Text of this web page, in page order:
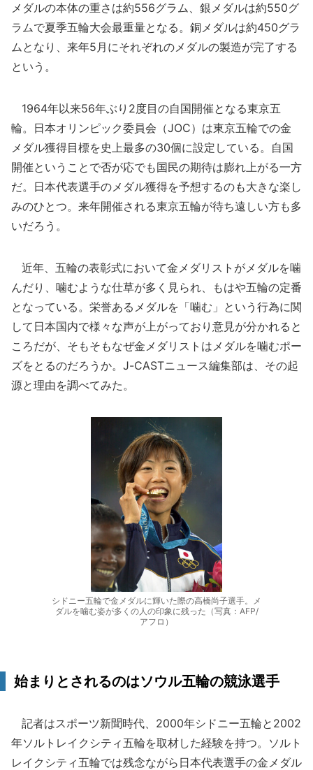
メダルの本体の重さは約556グラム、銀メダルは約550グ
ラムで夏季五輪大会最重量となる。銅メダルは約450グラ
ムとなり、来年5月にそれぞれのメダルの製造が完了する
という。
1964年以来56年ぶり2度目の自国開催となる東京五
輪。日本オリンピック委員会（JOC）は東京五輪での金
メダル獲得目標を史上最多の30個に設定している。自国
開催ということで否が応でも国民の期待は膨れ上がる一方
だ。日本代表選手のメダル獲得を予想するのも大きな楽し
みのひとつ。来年開催される東京五輪が待ち遠しい方も多
いだろう。
近年、五輪の表彰式において金メダリストがメダルを噛
んだり、噛むような仕草が多く見られ、もはや五輪の定番
となっている。栄誉あるメダルを「噛む」という行為に関
して日本国内で様々な声が上がっており意見が分かれると
ころだが、そもそもなぜ金メダリストはメダルを噛むポー
ズをとるのだろうか。J-CASTニュース編集部は、その起
源と理由を調べてみた。
シドニー五輪で金メダルに輝いた際の高橋尚子選手。メ
ダルを噛む姿が多くの人の印象に残った（写真：AFP/
アフロ）
始まりとされるのはソウル五輪の競泳選手
記者はスポーツ新聞時代、2000年シドニー五輪と2002
年ソルトレイクシティ五輪を取材した経験を持つ。ソルト
レイクシティ五輪では残念ながら日本代表選手の金メダル